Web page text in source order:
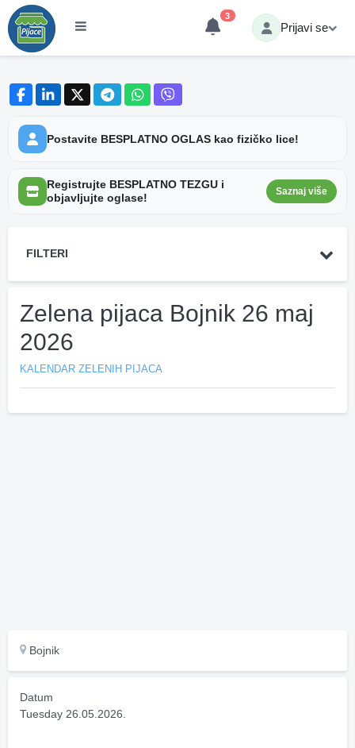
3
Prijavi se
Postavite BESPLATNO OGLAS kao fizičko lice!
Registrujte BESPLATNO TEZGU i
objavljujte oglase!
Saznaj više
FILTERI
Zelena pijaca Bojnik 26 maj
2026
KALENDAR ZELENIH PIJACA
Bojnik
Datum
Tuesday 26.05.2026.